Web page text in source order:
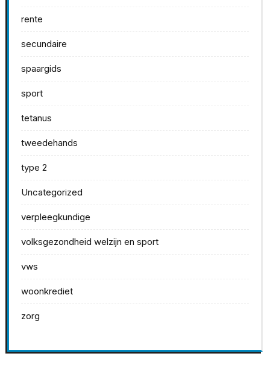
rente
secundaire
spaargids
sport
tetanus
tweedehands
type 2
Uncategorized
verpleegkundige
volksgezondheid welzijn en sport
vws
woonkrediet
zorg